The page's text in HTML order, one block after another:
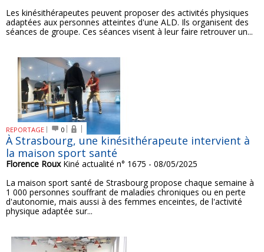
Les kinésithérapeutes peuvent proposer des activités physiques
adaptées aux personnes atteintes d'une ALD. Ils organisent des
séances de groupe. Ces séances visent à leur faire retrouver un...
REPORTAGE 0
À Strasbourg, une kinésithérapeute intervient à
la maison sport santé
Florence RouxKiné actualité n° 1675 - 08/05/2025
La maison sport santé de Strasbourg propose chaque semaine à
1 000 personnes souffrant de maladies chroniques ou en perte
d'autonomie, mais aussi à des femmes enceintes, de l'activité
physique adaptée sur...